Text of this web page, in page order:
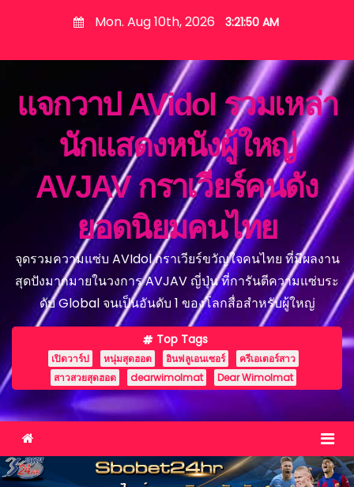
Mon. Aug 10th, 2026 3:21:52 AM
แจกวาป AVidol รวมเหล่า
นักแสดงหนังผู้ใหญ่
AVJAV กราเวียร์คนดัง
ยอดนิยมคนไทย
จุดรวมความแซ่บ AVIdol กราเวียร์ขวัญใจคนไทย ที่มีผลงาน
สุดปังมากมายในวงการ AVJAV ญี่ปุ่น ที่การันตีความแซ่บระ
ดับ Global จนเป็นอันดับ 1 ของโลกสื่อสำหรับผู้ใหญ่
Top Tags
เปิดวาร์ป หนุ่มสุดฮอต อินฟลูเอนเซอร์
ครีเอเตอร์สาว
สาวสวยสุดฮอต
dearwimolmat Dear Wimolmat